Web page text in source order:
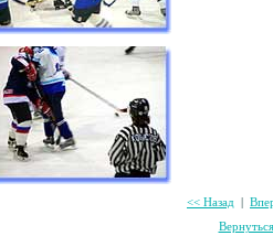
<< Назад
Вернуться